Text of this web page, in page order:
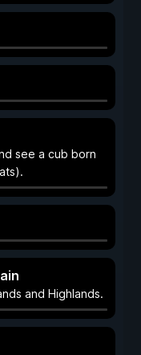
see a cub born
and Highlands.